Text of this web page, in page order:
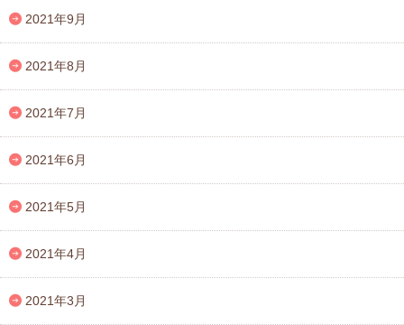
2021年9月
2021年8月
2021年7月
2021年6月
2021年5月
2021年4月
2021年3月